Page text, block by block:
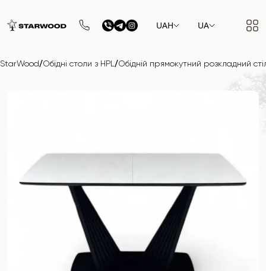
UAH UA
StarWood/Обідні столи з HPL /Обідній прямокутний розкладний